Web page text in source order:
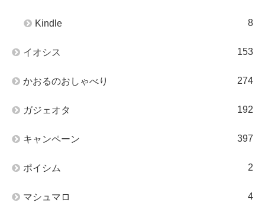
Kindle 8
イオシス 153
かおるのおしゃべり 274
ガジェオタ 192
キャンペーン 397
ポイシム 2
マシュマロ 4